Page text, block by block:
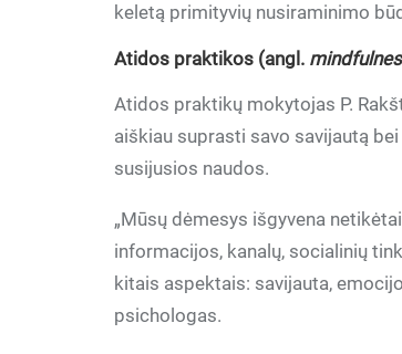
keletą primityvių nusiraminimo
Atidos praktikos (angl.
Atidos praktikų mokytojas P.
aiškiau suprasti savo savijautą
susijusios naudos.
„Mūsų dėmesys išgyvena
informacijos, kanalų, socialinių
kitais aspektais: savijauta,
psichologas.